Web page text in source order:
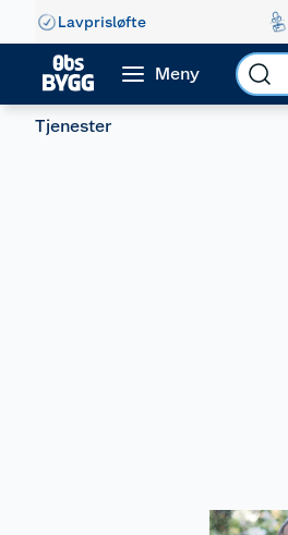
Lavprisløfte
Meny
Tjenester